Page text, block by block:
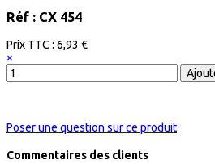
Réf : CX 454
Prix ​​TTC : 6,93 €
×
Poser une question sur ce produit
Commentaires des clients